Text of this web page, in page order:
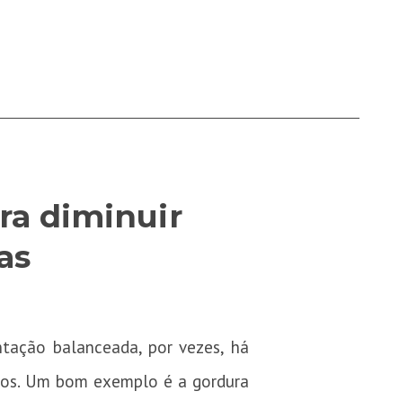
diminuir
balanceada, por vezes, há
Um bom exemplo é a gordura